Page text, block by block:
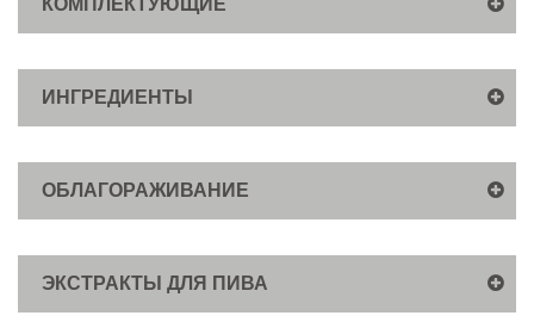
КОМПЛЕКТУЮЩИЕ
ИНГРЕДИЕНТЫ
ОБЛАГОРАЖИВАНИЕ
ЭКСТРАКТЫ ДЛЯ ПИВА